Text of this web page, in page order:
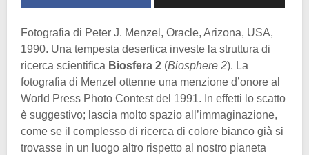
Fotografia di Peter J. Menzel, Oracle, Arizona, USA,
1990. Una tempesta desertica investe la struttura di
ricerca scientifica Biosfera 2 (Biosphere 2). La
fotografia di Menzel ottenne una menzione d’onore al
World Press Photo Contest del 1991. In effetti lo scatto
è suggestivo; lascia molto spazio all’immaginazione,
come se il complesso di ricerca di colore bianco già si
trovasse in un luogo altro rispetto al nostro pianeta